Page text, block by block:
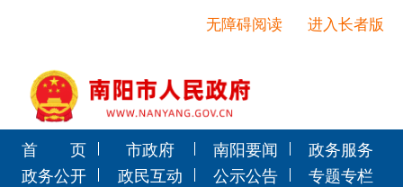
进入长者版
无障碍阅读
首 页 市政府 南阳要闻
政务服务
政务公开
政民互动 公示公告
专题专栏